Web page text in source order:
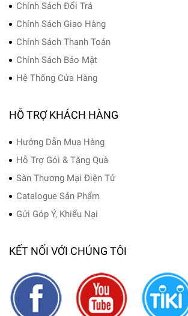
Chính Sách Đổi Trả
Chính Sách Giao Hàng
Chính Sách Thanh Toán
Chính Sách Bảo Mật
Hệ Thống Cửa Hàng
HỖ TRỢ KHÁCH HÀNG
Hướng Dẫn Mua Hàng
Hỗ Trợ Gói & Tặng Quà
Sàn Thương Mại Điện Tử
Catalogue Sản Phẩm
Gửi Góp Ý, Khiếu Nại
KẾT NỐI VỚI CHÚNG TÔI